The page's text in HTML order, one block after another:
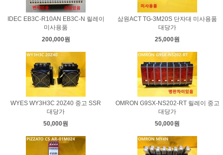
IDEC EB3C-R10AN EB3C-N 릴레이
미사용품
200,000원
삼원ACT TG-3M20S 단자대 미사용품
대당가
25,000원
WYES WY3H3C 20Z40 중고 SSR
대당가
50,000원
OMRON G9SX-NS202-RT 릴레이 중고
대당가
50,000원